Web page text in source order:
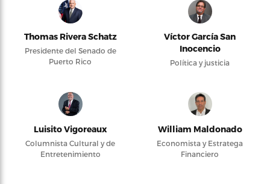
Thomas Rivera Schatz
Presidente del Senado de
Puerto Rico
Víctor García San
Inocencio
Política y justicia
Luisito Vigoreaux
Columnista Cultural y de
Entretenimiento
William Maldonado
Economista y Estratega
Financiero